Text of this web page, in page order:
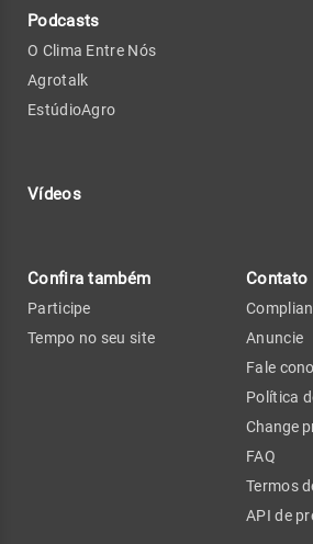
Podcasts
O Clima Entre Nós
Agrotalk
EstúdioAgro
Vídeos
Confira também
Participe
Tempo no seu site
Contato
Anuncie
Fale
Política
Change
FAQ
Termos
API de